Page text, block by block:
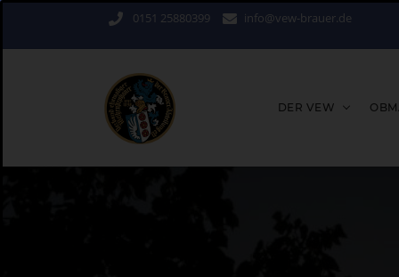
0151 25880399 info@vew-brauer.de
DER VEW